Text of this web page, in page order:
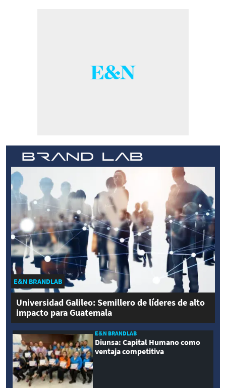
E&N BRANDLAB
Universidad Galileo: Semillero de líderes de alto
impacto para Guatemala
E&N BRANDLAB
Diunsa: Capital Humano como
ventaja competitiva